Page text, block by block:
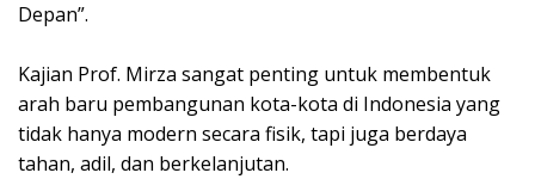
Depan”.
Kajian Prof. Mirza sangat penting untuk membentuk
arah baru pembangunan kota-kota di Indonesia yang
tidak hanya modern secara fisik, tapi juga berdaya
tahan, adil, dan berkelanjutan.